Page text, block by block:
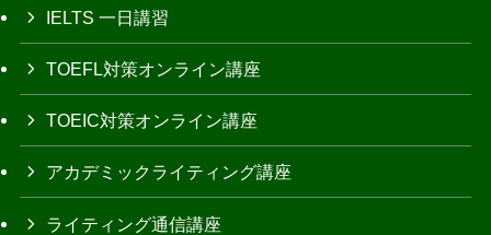
IELTS 一日講習
TOEFL対策オンライン講座
TOEIC対策オンライン講座
アカデミックライティング講座
ライティング通信講座